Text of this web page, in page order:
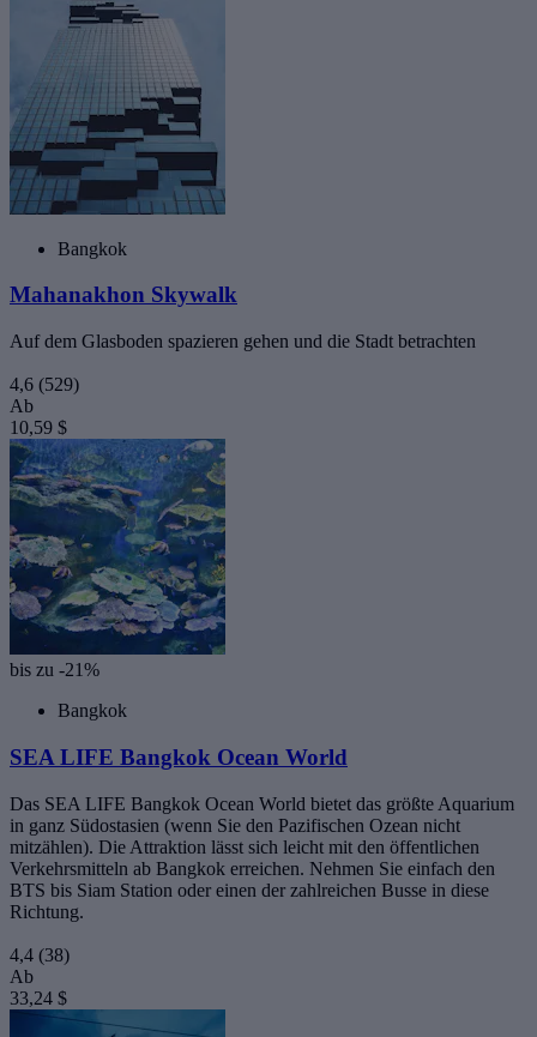
Bangkok
Mahanakhon Skywalk
Auf dem Glasboden spazieren gehen und die Stadt betrachten
4,6 (529)
Ab
10,59 $
bis zu -21%
Bangkok
SEA LIFE Bangkok Ocean World
Das SEA LIFE Bangkok Ocean World bietet das größte Aquarium
in ganz Südostasien (wenn Sie den Pazifischen Ozean nicht
mitzählen). Die Attraktion lässt sich leicht mit den öffentlichen
Verkehrsmitteln ab Bangkok erreichen. Nehmen Sie einfach den
BTS bis Siam Station oder einen der zahlreichen Busse in diese
Richtung.
4,4 (38)
Ab
33,24 $